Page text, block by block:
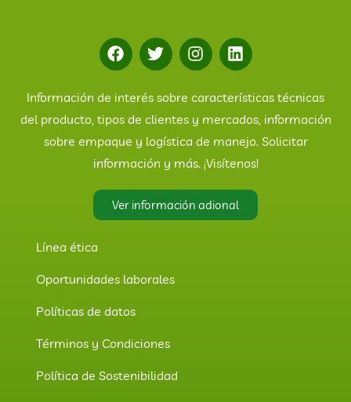
Información de interés sobre características técnicas
del producto, tipos de clientes y mercados, información
sobre empaque y logística de manejo. Solicitar
información y más. ¡Visítenos!
Ver información adional
Línea ética
Oportunidades laborales
Políticas de datos
Términos y Condiciones
Política de Sostenibilidad